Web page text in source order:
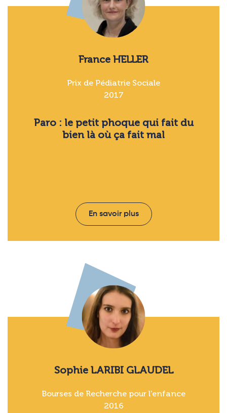
France HELLER
Prix de Pédiatrie Sociale
2017
Paro : le petit phoque qui fait du
bien là où ça fait mal
En savoir plus
Sophie LARIBI GLAUDEL
Bourses de Recherche pour l’enfance
2016